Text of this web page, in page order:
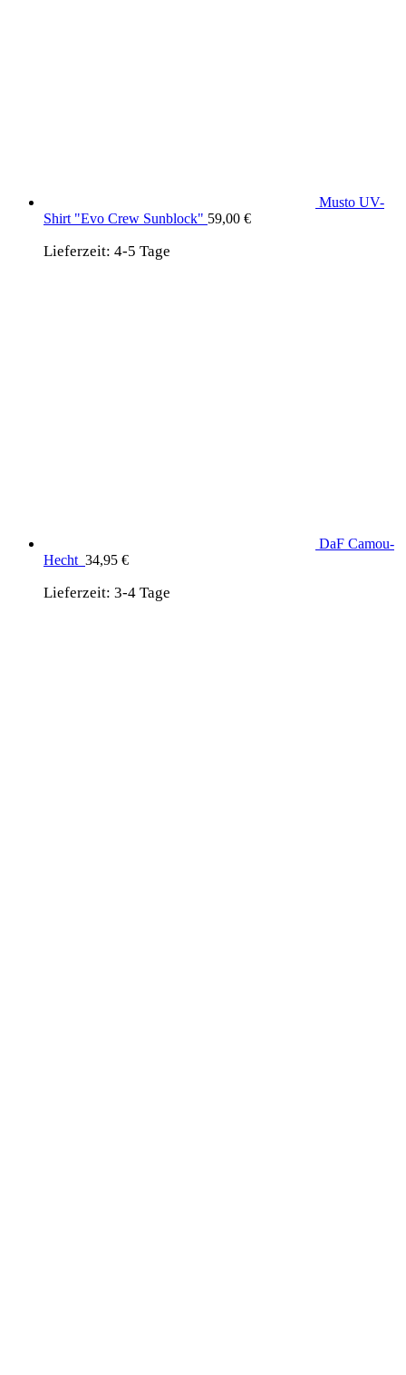
Musto UV-
Shirt "Evo Crew Sunblock" 59,00 €
Lieferzeit: 4-5 Tage
DaF Camou-
Hecht 34,95 €
Lieferzeit: 3-4 Tage